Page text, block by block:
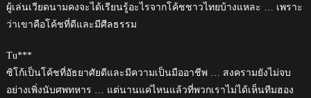
ผู้เล่นเวียดนามคงจะได้เรียนรู้อะไรจากโค้ชชาวไทยบ้างแหละ … เพราะ
ว่าเขาคือโค้ชที่ดีและมีศีลธรรม
Tu***
ซิโก้เป็นโค้ชที่อัธยาศัยดีและมีความเป็นมืออาชีพ … สงครามยังไม่จบ
อย่างเพิ่งนับศพทหาร … แต่นานแค่ไหนแล้วที่พวกเราไม่ได้เห็นทีมฮอง